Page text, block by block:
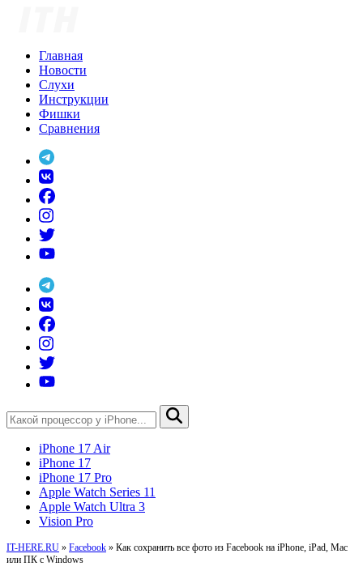
Главная
Новости
Слухи
Инструкции
Фишки
Сравнения
iPhone 17 Air
iPhone 17
iPhone 17 Pro
Apple Watch Series 11
Apple Watch Ultra 3
Vision Pro
IT-HERE.RU » Facebook » Как сохранить все фото из Facebook на iPhone, iPad, Mac
или ПК с Windows